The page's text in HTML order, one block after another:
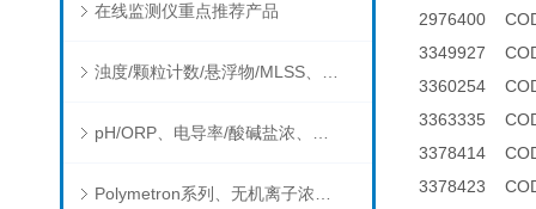
在线监测仪重点推荐产品
2976400
3349927
3360254
3363335
3378414
3378423